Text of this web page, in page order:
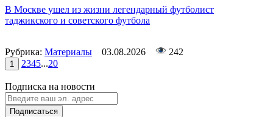
В Москве ушел из жизни легендарный футболист
таджикского и советского футбола
Рубрика: Материалы 03.08.2026 242
1 2345...20
Подписка на новости
Подписаться